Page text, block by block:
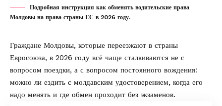
Подробная инструкция как обменять водительские права
Молдовы на права страны ЕС в 2026 году.
Граждане Молдовы, которые переезжают в страны
Евросоюза, в 2026 году всё чаще сталкиваются не с
вопросом поездки, а с вопросом постоянного вождения:
можно ли ездить с молдавским удостоверением, когда его
надо менять и где обмен проходит без экзаменов.